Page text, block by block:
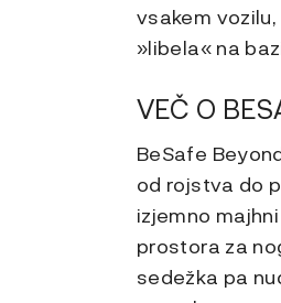
vsakem
»libela« na
VEČ O
BeSafe
od rojstva do
izjemno
prostora za
sedežka pa